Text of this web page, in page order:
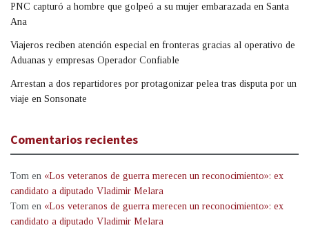
PNC capturó a hombre que golpeó a su mujer embarazada en Santa
Ana
Viajeros reciben atención especial en fronteras gracias al operativo de
Aduanas y empresas Operador Confiable
Arrestan a dos repartidores por protagonizar pelea tras disputa por un
viaje en Sonsonate
Comentarios recientes
Tom en «Los veteranos de guerra merecen un reconocimiento»: ex
candidato a diputado Vladimir Melara
Tom en «Los veteranos de guerra merecen un reconocimiento»: ex
candidato a diputado Vladimir Melara